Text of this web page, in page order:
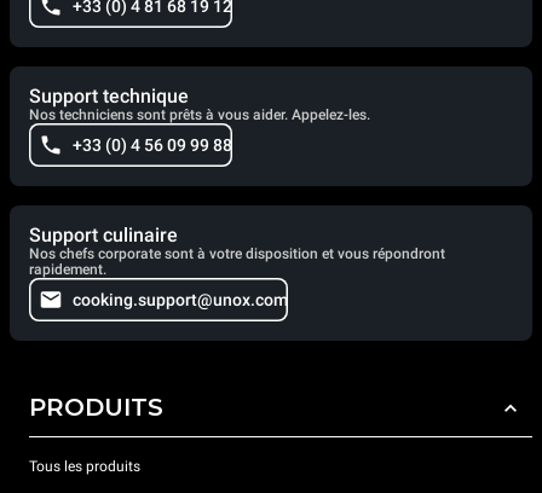
+33 (0) 4 81 68 19 12
Support technique
Nos techniciens sont prêts à vous aider. Appelez-les.
+33 (0) 4 56 09 99 88
Support culinaire
Nos chefs corporate sont à votre disposition et vous répondront
rapidement.
cooking.support@unox.com
PRODUITS
Tous les produits